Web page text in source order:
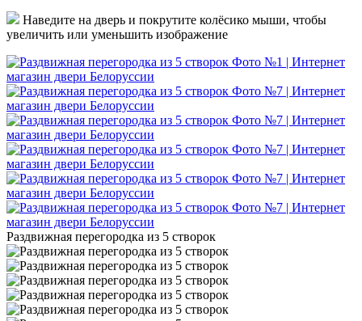
Наведите на дверь и покрутите колёсико мыши, чтобы
увеличить или уменьшить изображение
Раздвижная перегородка из 5 створок